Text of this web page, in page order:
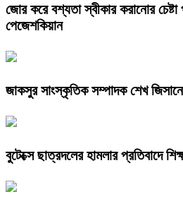
জোর করে বশ্যতা স্বীকার করানোর
পেজেশকিয়ান
জাকসুর সাংস্কৃতিক সম্পাদক শেখ
বুটেক্সে ছাত্রদলের হামলার প্রতিবাদে